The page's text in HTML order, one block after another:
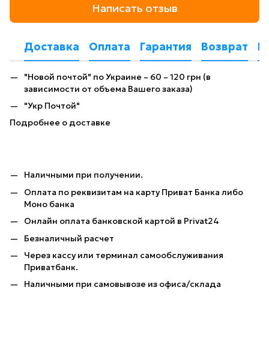
Написать отзыв
Доставка Оплата Гарантия Возврат
"Новой почтой" по Украине – 60 – 120 грн (в
зависимости от объема Вашего заказа)
"Укр Почтой"
Подробнее о доставке
Наличными при получении.
Оплата по реквизитам на карту Приват Банка либо
Моно банка
Онлайн оплата банковской картой в Privat24
Безналичный расчет
Через кассу или терминал самообслуживания
Приватбанк.
Наличными при самовывозе из офиса/склада